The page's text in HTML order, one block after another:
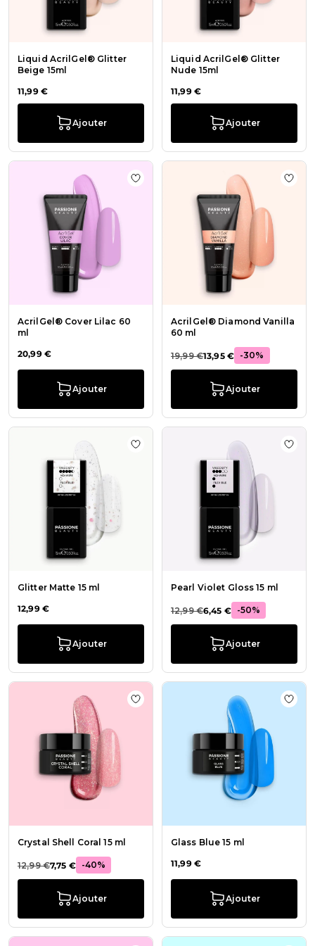
Liquid AcrilGel® Glitter
Beige 15ml
11,99 €
Ajouter
Liquid AcrilGel® Glitter
Nude 15ml
11,99 €
Ajouter
AcrilGel® Cover Lilac 60
ml
20,99 €
Ajouter
Ajouter à la liste de souhaits
AcrilGel® Diamond Vanilla
60 ml
19,99 €13,95 € -30%
Ajouter
Glitter Matte 15 ml
12,99 €
Ajouter
Ajouter à la liste de souhaits Glitter
Pearl Violet Gloss 15 ml
12,99 €6,45 € -50%
Ajouter
Crystal Shell Coral 15 ml
12,99 €7,75 € -40%
Ajouter
Ajouter à la liste de souhaits
Glass Blue 15 ml
11,99 €
Ajouter